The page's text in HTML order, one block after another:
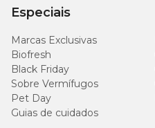
Especiais
Marcas Exclusivas
Biofresh
Black Friday
Sobre Vermífugos
Pet Day
Guias de cuidados